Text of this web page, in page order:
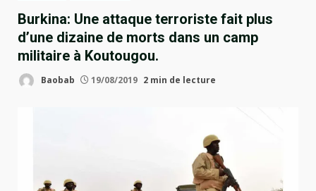
Burkina: Une attaque terroriste fait plus
d’une dizaine de morts dans un camp
militaire à Koutougou.
Baobab 19/08/2019 2 min de lecture